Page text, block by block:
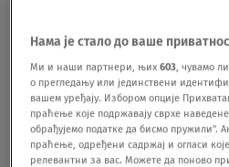
Нама је стало до ваше
Ми и наши партнери, њих603, чувамо
о прегледању или јединствени
вашем уређају. Избором опције
праћење које подржавају сврхе
обрађујемо податке да бисмо пружили".
праћење, одређени садржај и огласи
релевантни за вас. Можете да поново